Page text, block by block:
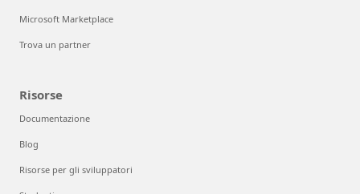
Microsoft Marketplace
Trova un partner
Risorse
Documentazione
Blog
Risorse per gli sviluppatori